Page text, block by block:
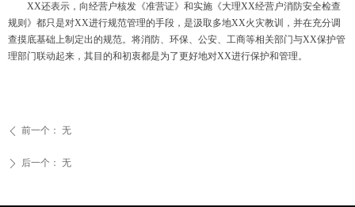
XX还表示，向经营户核发《准营证》和实施《大理XX经营户消防安全检查
规则》都只是对XX进行规范管理的手段，是汲取多地XX火灾教训，并在充分调
查摸底基础上制定出的规范。将消防、环保、公安、工商等相关部门与XX保护管
理部门联动起来，其目的和初衷都是为了更好地对XX进行保护和管理。
ꄴ 前一个： 无
ꄲ 后一个： 无